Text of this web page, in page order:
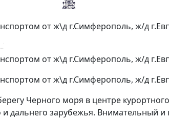
от ж\д г.Симферополь, ж/д
от ж\д г.Симферополь, ж/д
от ж\д г.Симферополь, ж/д
Черного моря в центре
и дальнего зарубежья.